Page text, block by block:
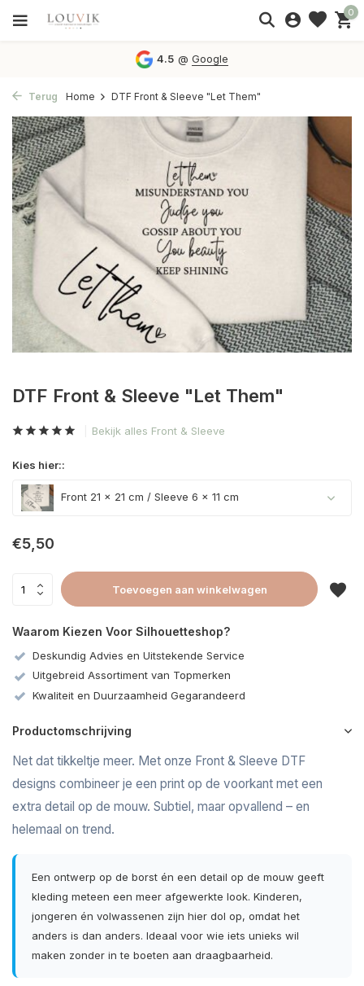
0
4.5 @Google
Terug Home DTF Front & Sleeve "Let Them"
DTF Front & Sleeve "Let Them"
Bekijk alles Front & Sleeve
Kies hier::
Front 21 x 21 cm / Sleeve 6 x 11 cm
€5,50
Toevoegen aan winkelwagen
Waarom Kiezen Voor Silhouetteshop?
Deskundig Advies en Uitstekende Service
Uitgebreid Assortiment van Topmerken
Kwaliteit en Duurzaamheid Gegarandeerd
Productomschrijving
Net dat tikkeltje meer. Met onze Front & Sleeve DTF
designs combineer je een print op de voorkant met een
extra detail op de mouw. Subtiel, maar opvallend – en
helemaal on trend.
Een ontwerp op de borst én een detail op de mouw geeft
kleding meteen een meer afgewerkte look. Kinderen,
jongeren én volwassenen zijn hier dol op, omdat het
anders is dan anders. Ideaal voor wie iets unieks wil
maken zonder in te boeten aan draagbaarheid.